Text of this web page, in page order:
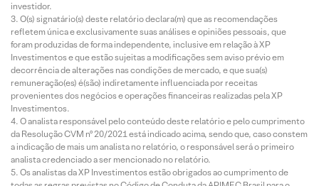
investidor.
O(s) signatário(s) deste relatório declara(m) que as recomendações
refletem única e exclusivamente suas análises e opiniões pessoais, que
foram produzidas de forma independente, inclusive em relação à XP
Investimentos e que estão sujeitas a modificações sem aviso prévio em
decorrência de alterações nas condições de mercado, e que sua(s)
remuneração(es) é(são) indiretamente influenciada por receitas
provenientes dos negócios e operações financeiras realizadas pela XP
Investimentos.
O analista responsável pelo conteúdo deste relatório e pelo cumprimento
da Resolução CVM nº 20/2021 está indicado acima, sendo que, caso constem
a indicação de mais um analista no relatório, o responsável será o primeiro
analista credenciado a ser mencionado no relatório.
Os analistas da XP Investimentos estão obrigados ao cumprimento de